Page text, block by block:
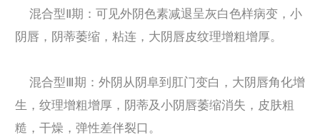
混合型Ⅱ期：可见外阴色素减退呈灰白色样病变，小
阴唇，阴蒂萎缩，粘连，大阴唇皮纹理增粗增厚。
混合型Ⅲ期：外阴从阴阜到肛门变白，大阴唇角化增
生，纹理增粗增厚，阴蒂及小阴唇萎缩消失，皮肤粗
糙，干燥，弹性差伴裂口。